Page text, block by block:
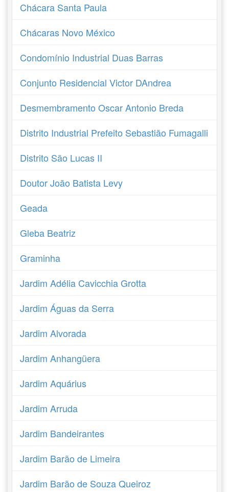
Chácara Santa Paula
Chácaras Novo México
Condomínio Industrial Duas Barras
Conjunto Residencial Victor DAndrea
Desmembramento Oscar Antonio Breda
Distrito Industrial Prefeito Sebastião Fumagalli
Distrito São Lucas II
Doutor João Batista Levy
Geada
Gleba Beatriz
Graminha
Jardim Adélia Cavicchia Grotta
Jardim Águas da Serra
Jardim Alvorada
Jardim Anhangüera
Jardim Aquárius
Jardim Arruda
Jardim Bandeirantes
Jardim Barão de Limeira
Jardim Barão de Souza Queiroz